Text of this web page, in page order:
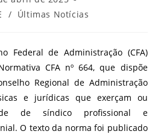
/ Últimas Notícias
Federal de Administração (CFA)
CFA nº 664, que dispõe
Regional de Administração
e jurídicas que exerçam ou
de síndico profissional e
O texto da norma foi publicado